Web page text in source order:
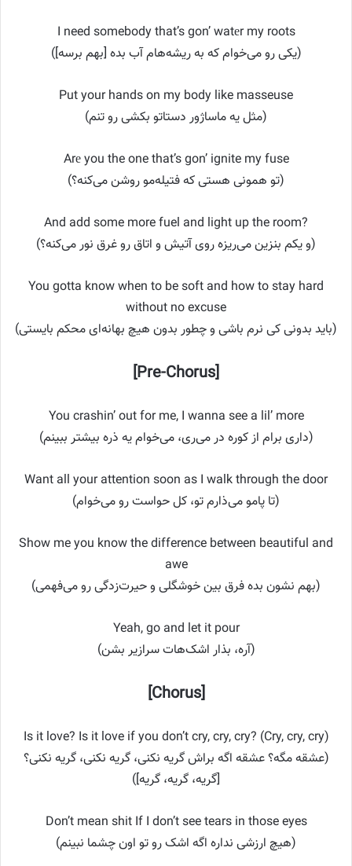
I need somebody that’s gon’ watеr my roots
(یکی رو می‌خوام که به ریشه‌هام آب بده [بهم برسه])
Put your hands on my body like masseuse
(مثل یه ماساژور دستاتو بکشی رو تنم)
Arе you the one that’s gon’ ignite my fuse
(تو همونی هستی که فتیله‌مو روشن می‌کنه؟)
And add some more fuel and light up the room?
(و یکم بنزین می‌ریزه روی آتیش و اتاق رو غرق نور می‌کنه؟)
You gotta know when to be soft and how to stay hard
without no excuse
(باید بدونی کی نرم باشی و چطور بدون هیچ بهانه‌ای محکم بایستی)
[Pre-Chorus]
You crashin’ out for me, I wanna see a lil’ more
(داری برام از کوره در می‌ری، می‌خوام یه ذره بیشتر ببینم)
Want all your attention soon as I walk through the door
(تا پامو می‌ذارم تو، کل حواست رو می‌خوام)
Show me you know the difference between beautiful and
awe
(بهم نشون بده فرق بین خوشگلی و حیرت‌زدگی رو می‌فهمی)
Yeah, go and let it pour
(آره، بذار اشک‌هات سرازیر بشن)
[Chorus]
Is it love? Is it love if you don’t cry, cry, cry? (Cry, cry, cry)
(عشقه مگه؟ عشقه اگه براش گریه نکنی، گریه نکنی، گریه نکنی؟
[گریه، گریه، گریه])
Don’t mean shit If I don’t see tears in those eyes
(هیچ ارزشی نداره اگه اشک رو تو اون چشما نبینم)